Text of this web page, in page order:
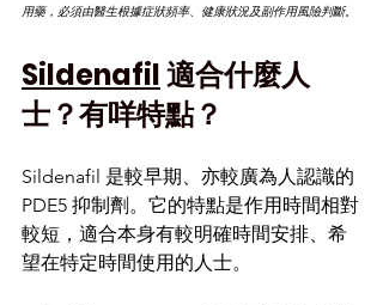
用藥，必須由醫生根據症狀頻率、健康狀況及副作用風險判斷。
Sildenafil 適合什麼人
士？有咩特點？
Sildenafil 是較早期、亦較廣為人認識的
PDE5 抑制劑。它的特點是作用時間相對
較短，適合本身有較明確時間安排、希
望在特定時間使用的人士。